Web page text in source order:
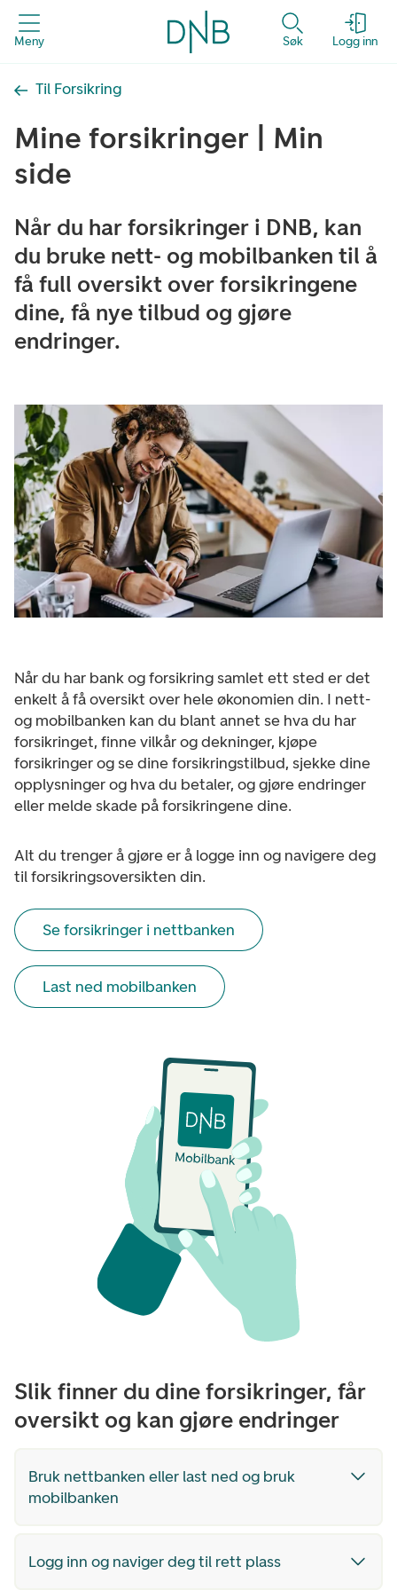
Meny Søk Logg inn
Til Forsikring
Mine forsikringer | Min
side
Når du har forsikringer i DNB, kan
du bruke nett- og mobilbanken til å
få full oversikt over forsikringene
dine, få nye tilbud og gjøre
endringer.
Når du har bank og forsikring samlet ett sted er det
enkelt å få oversikt over hele økonomien din. I nett-
og mobilbanken kan du blant annet se hva du har
forsikringet, finne vilkår og dekninger, kjøpe
forsikringer og se dine forsikringstilbud, sjekke dine
opplysninger og hva du betaler, og gjøre endringer
eller melde skade på forsikringene dine.
Alt du trenger å gjøre er å logge inn og navigere deg
til forsikringsoversikten din.
Se forsikringer i nettbanken
Last ned mobilbanken
Slik finner du dine forsikringer, får
oversikt og kan gjøre endringer
Bruk nettbanken eller last ned og bruk
mobilbanken
Logg inn og naviger deg til rett plass